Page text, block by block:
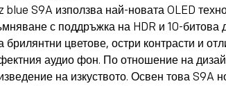
blue S9A използва най-новата OLED
с поддръжка на HDR и 10-
брилянтни цветове, остри контрасти и
аудио фон. По отношение на
на изкуството. Освен това